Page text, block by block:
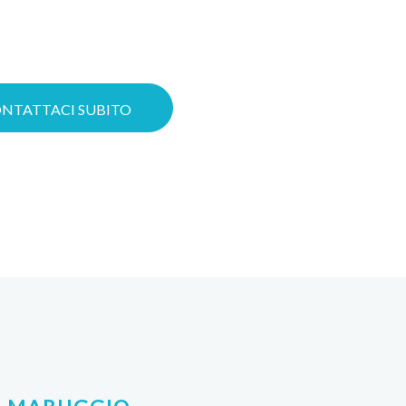
SUBITO